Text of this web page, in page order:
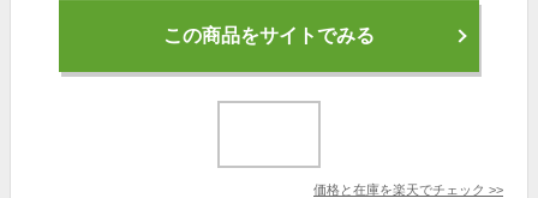
この商品をサイトでみる
価格と在庫を楽天でチェック >>